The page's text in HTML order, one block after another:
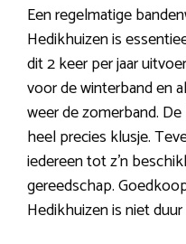
Een regelmatige
Hedikhuizen is
dit 2 keer per jaar
voor de winterband en
weer de zomerband.
heel precies klusje.
iedereen tot z’n
gereedschap.
Hedikhuizen is niet